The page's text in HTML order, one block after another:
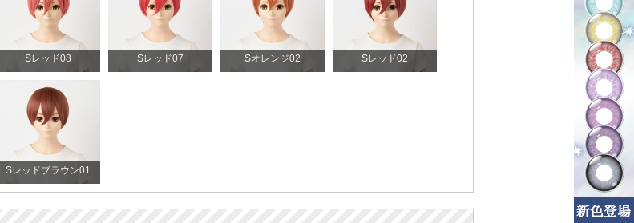
Sレッド08 Sレッド07 Sオレンジ02 Sレッド02
Sレッドブラウン01